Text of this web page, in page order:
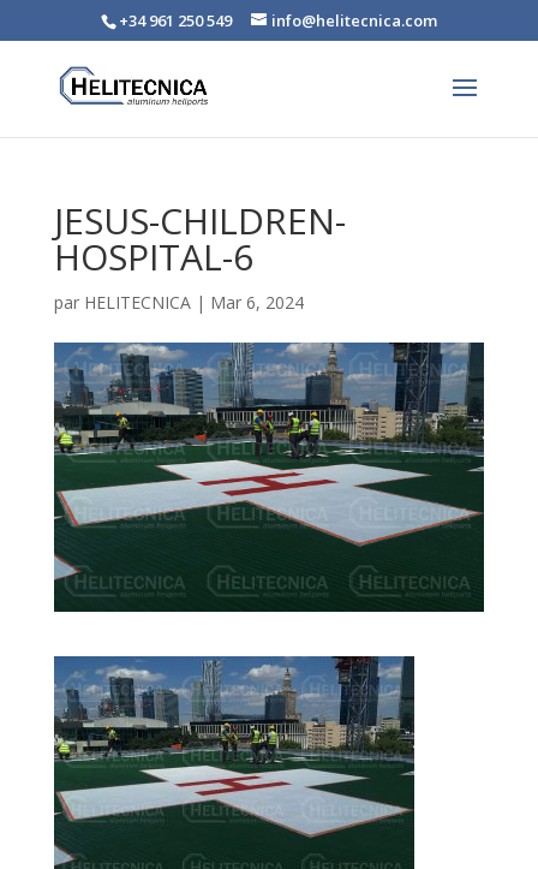
+34 961 250 549 info@helitecnica.com
JESUS-CHILDREN-
HOSPITAL-6
par HELITECNICA| Mar 6, 2024